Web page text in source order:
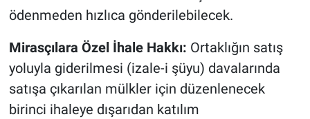
ödenmeden hızlıca gönderilebilecek.
Mirasçılara Özel İhale Hakkı: Ortaklığın satış
yoluyla giderilmesi (izale-i şüyu) davalarında
satışa çıkarılan mülkler için düzenlenecek
birinci ihaleye dışarıdan katılım